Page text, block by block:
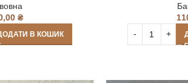
₴
В КОШИК